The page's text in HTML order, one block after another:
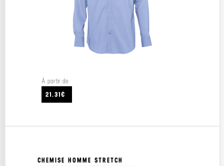
À partir de
21.31€
CHEMISE HOMME STRETCH